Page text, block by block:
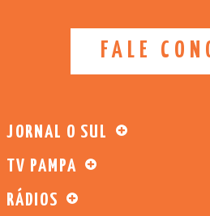
FALE
JORNAL O SUL
TV PAMPA
RÁDIOS